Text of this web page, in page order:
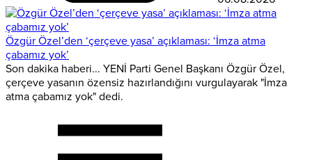
Özgür Özel’den ‘çerçeve yasa’ açıklaması: ‘İmza atma
çabamız yok’
Son dakika haberi... YENİ Parti Genel Başkanı Özgür Özel,
çerçeve yasanın özensiz hazırlandığını vurgulayarak "İmza
atma çabamız yok" dedi.